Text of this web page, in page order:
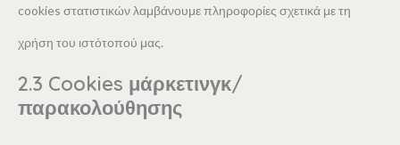
cookies στατιστικών λαμβάνουμε πληροφορίες σχετικά με τη
χρήση του ιστότοπού μας.
2.3 Cookies μάρκετινγκ/
παρακολούθησης